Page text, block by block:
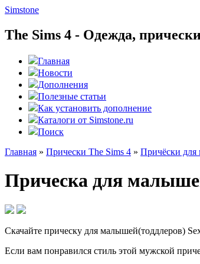
Simstone
The Sims 4 - Одежда,
Главная
Новости
Дополнения
Полезные статьи
Как установить дополнение
Каталоги от Simstone.ru
Поиск
Главная » Прически The Sims 4 » Причёски
Прическа для
Скачайте прическу для малышей(тоддлеров)
Если вам понравился стиль этой мужской